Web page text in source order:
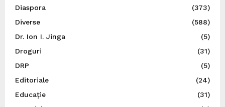
Diaspora
(373)
Diverse
(588)
Dr. Ion I. Jinga
(5)
Droguri
(31)
DRP
(5)
Editoriale
(24)
Educație
(31)